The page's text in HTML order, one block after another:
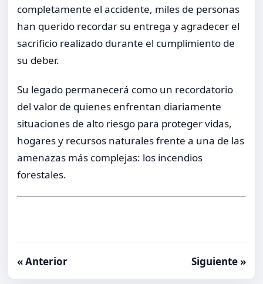
completamente el accidente, miles de personas
han querido recordar su entrega y agradecer el
sacrificio realizado durante el cumplimiento de
su deber.
Su legado permanecerá como un recordatorio
del valor de quienes enfrentan diariamente
situaciones de alto riesgo para proteger vidas,
hogares y recursos naturales frente a una de las
amenazas más complejas: los incendios
forestales.
« Anterior Siguiente »